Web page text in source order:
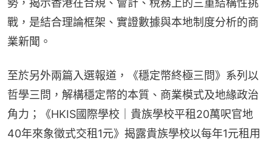
勢，揭示香港在合規、會計、稅務上的三重結構性挑
戰，是結合理論框架、實證數據與本地制度分析的商
業新聞。
至於另外兩篇入選報道，《穩定幣終極三問》系列以
哲學三問，解構穩定幣的本質、商業模式及地緣政治
角力；《HKIS國際學校｜貴族學校平租20萬呎官地
40年來象徵式交租1元》揭露貴族學校以每年1元租用